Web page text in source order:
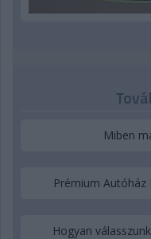
Miben
Prémium
Hogyan